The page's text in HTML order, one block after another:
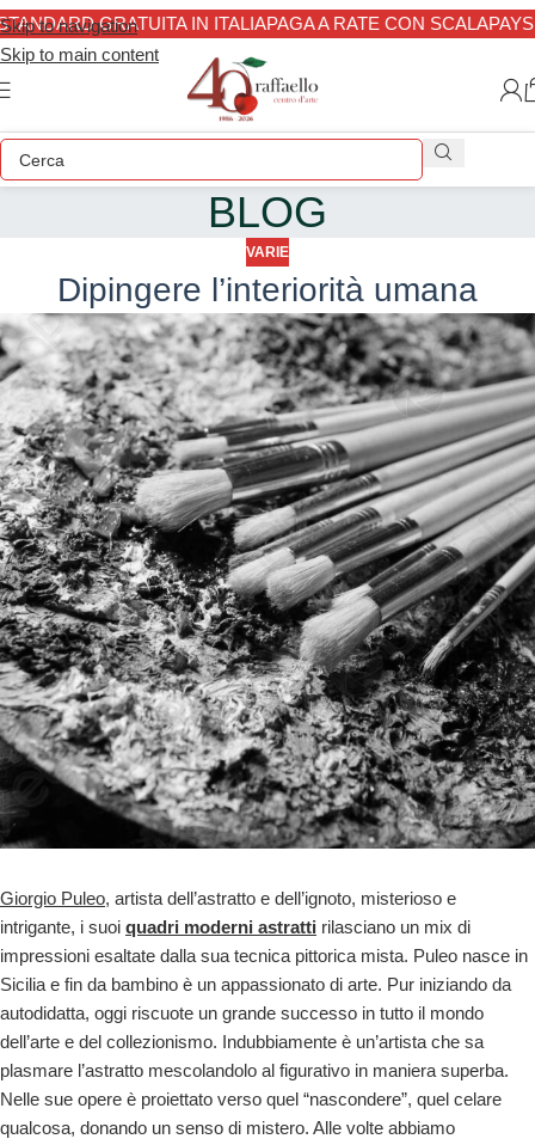
Skip to navigation
Skip to main content
GRATUITA IN ITALIAPAGA A RATE CON SCALAPAY
BLOG
VARIE
Dipingere l’interiorità umana
Giorgio Puleo, artista dell’astratto e dell’ignoto, misterioso e
intrigante, i suoi quadri moderni astratti rilasciano un mix di
impressioni esaltate dalla sua tecnica pittorica mista. Puleo nasce in
Sicilia e fin da bambino è un appassionato di arte. Pur iniziando da
autodidatta, oggi riscuote un grande successo in tutto il mondo
dell’arte e del collezionismo. Indubbiamente è un’artista che sa
plasmare l’astratto mescolandolo al figurativo in maniera superba.
Nelle sue opere è proiettato verso quel “nascondere”, quel celare
qualcosa, donando un senso di mistero. Alle volte abbiamo